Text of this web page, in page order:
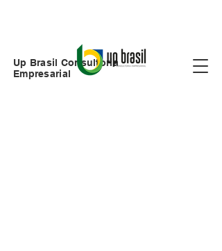
Up Brasil Consultoria
Empresarial